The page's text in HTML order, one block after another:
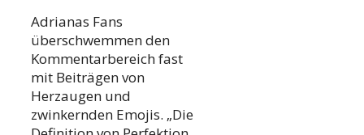
Adrianas Fans
überschwemmen den
Kommentarbereich fast
mit Beiträgen von
Herzaugen und
zwinkernden Emojis. „Die